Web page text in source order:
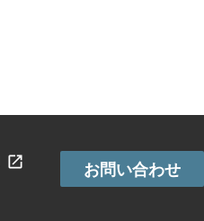
お問い合わせ